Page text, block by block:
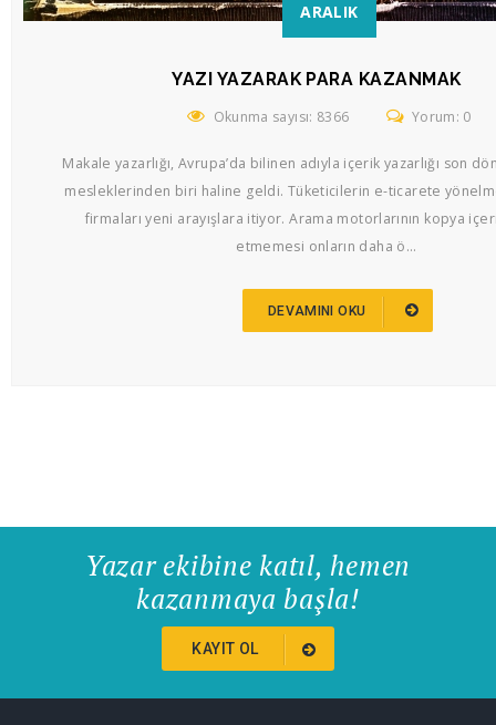
ARALIK
YAZI YAZARAK PARA KAZANMAK
Okunma sayısı: 8366 Yorum: 0
Makale yazarlığı, Avrupa’da bilinen adıyla içerik yazarlığı son
mesleklerinden biri haline geldi. Tüketicilerin e-ticarete
firmaları yeni arayışlara itiyor. Arama motorlarının kopya
etmemesi onların daha ö...
DEVAMINI OKU
Yazar ekibine katıl, hemen
kazanmaya başla!
KAYIT OL